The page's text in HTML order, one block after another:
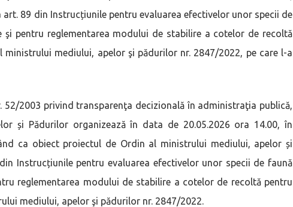
89 din Instrucțiunile pentru evaluarea efectivelor unor specii de
şi pentru reglementarea modului de stabilire a cotelor de recoltă
mediului, apelor şi pădurilor nr. 2847/2022, pe care l-a
52/2003 privind transparenţa decizională în administraţia publică,
și Pădurilor organizează în data de 20.05.2026 ora 14.00, în
ca obiect proiectul de Ordin al ministrului mediului, apelor și
Instrucțiunile pentru evaluarea efectivelor unor specii de faună
reglementarea modului de stabilire a cotelor de recoltă pentru
mediului, apelor şi pădurilor nr. 2847/2022.